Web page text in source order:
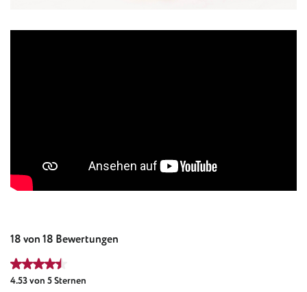
18 von 18 Bewertungen
Durchschnittliche Bewertung von 4.53 von 5 Sternen
4.53 von 5 Sternen